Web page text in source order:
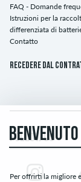
FAQ - Domande
Istruzioni per la
differenziata di
Contatto
Recedere dal
FOLLOW US
BENVENUTO
Per offrirti la migliore